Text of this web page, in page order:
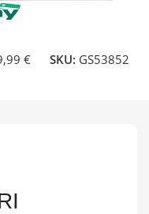
€ SKU: GS53852